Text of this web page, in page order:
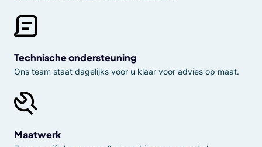
Technische ondersteuning
Ons team staat dagelijks voor u klaar voor advies op maat.
Maatwerk